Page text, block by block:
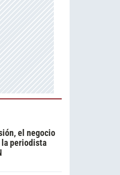
el negocio
la periodista